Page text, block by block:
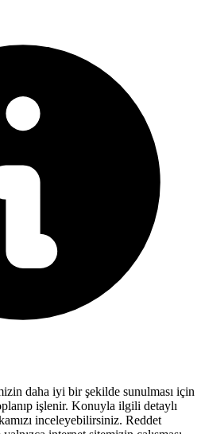
daha iyi bir şekilde sunulması için
işlenir. Konuyla ilgili detaylı
inceleyebilirsiniz. Reddet